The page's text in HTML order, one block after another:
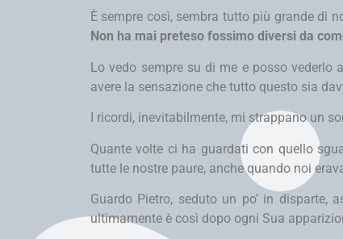
È sempre così, sembra tutto più grande di
Non ha mai preteso fossimo diversi da
Lo vedo sempre su di me e posso
avere la sensazione che tutto questo sia
I ricordi, inevitabilmente, mi strappano un
Quante volte ci ha guardati con quello
tutte le nostre paure, anche quando noi
Guardo Pietro, seduto un po’ in
ultimamente è così dopo ogni Sua